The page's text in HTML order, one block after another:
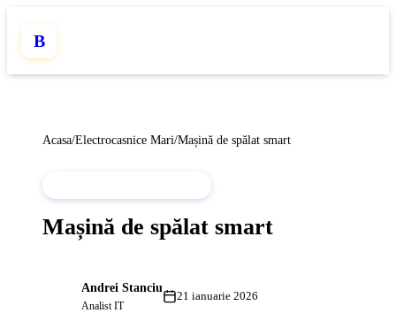
B
Acasa/Electrocasnice Mari/Mașină de spălat smart
Mașină de spălat smart
Andrei Stanciu
Analist IT
21 ianuarie 2026